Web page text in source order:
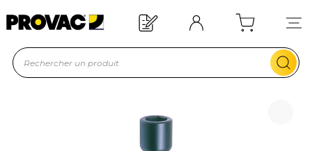
Offre de bienvenue : 20€ offerts !
En savoir plus